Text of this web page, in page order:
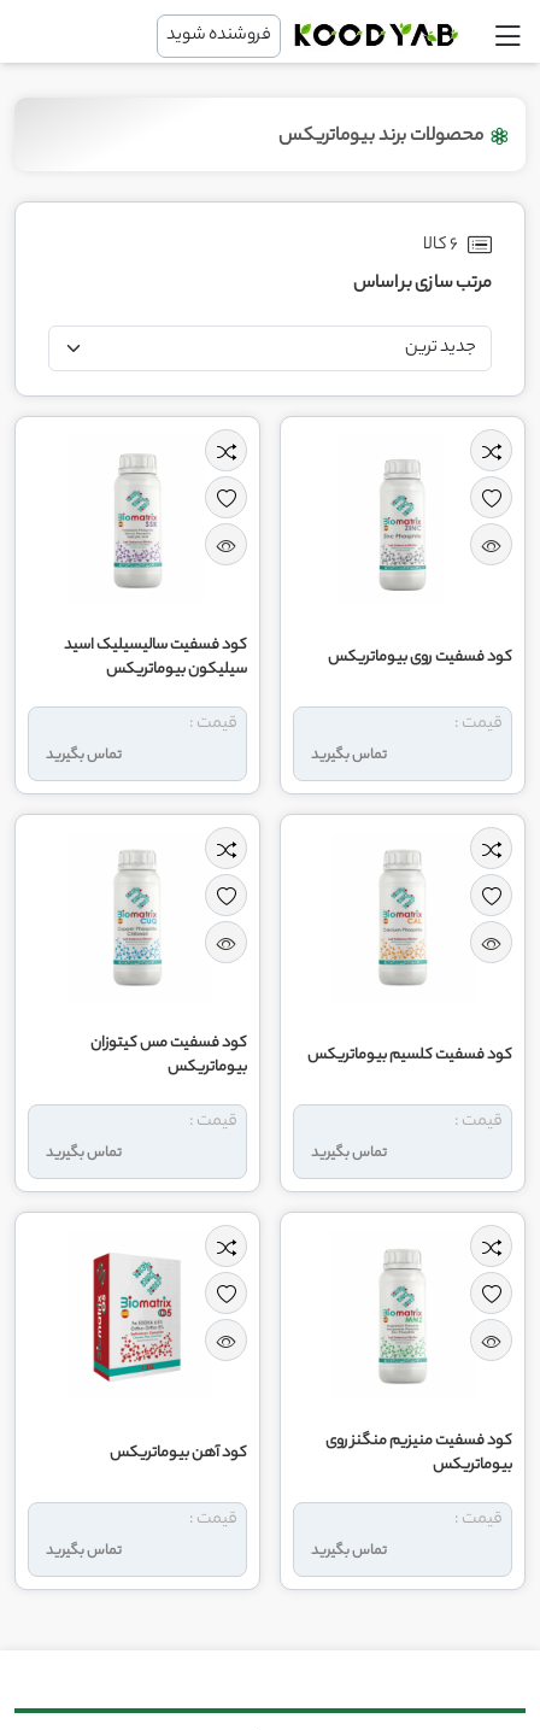
فروشنده شوید
محصولات برند بیوماتریکس
6 کالا
مرتب سازی بر اساس
کود فسفیت روی بیوماتریکس
تماس بگیرید
قیمت :
کود فسفیت سالیسیلیک اسید
سیلیکون بیوماتریکس
تماس بگیرید
قیمت :
کود فسفیت کلسیم بیوماتریکس
تماس بگیرید
قیمت :
کود فسفیت مس کیتوزان
بیوماتریکس
تماس بگیرید
قیمت :
کود فسفیت منیزیم منگنز روی
بیوماتریکس
تماس بگیرید
قیمت :
کود آهن بیوماتریکس
تماس بگیرید
قیمت :